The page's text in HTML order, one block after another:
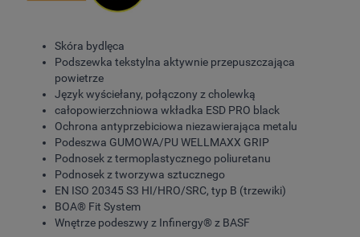
Skóra bydlęca
Podszewka tekstylna aktywnie przepuszczająca
powietrze
Język wyściełany, połączony z cholewką
całopowierzchniowa wkładka ESD PRO black
Ochrona antyprzebiciowa niezawierająca metalu
Podeszwa GUMOWA/PU WELLMAXX GRIP
Podnosek z termoplastycznego poliuretanu
Podnosek z tworzywa sztucznego
EN ISO 20345 S3 HI/HRO/SRC, typ B (trzewiki)
BOA® Fit System
Wnętrze podeszwy z Infinergy® z BASF